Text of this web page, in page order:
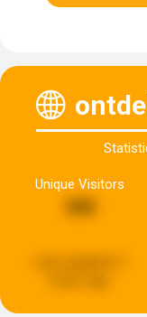
Unique Visitors
368